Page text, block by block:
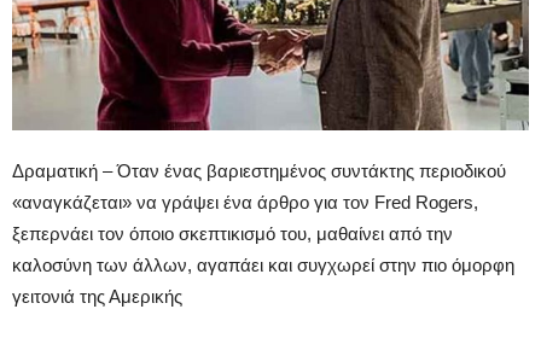
Δραματική – Όταν ένας βαριεστημένος συντάκτης περιοδικού
«αναγκάζεται» να γράψει ένα άρθρο για τον Fred Rogers,
ξεπερνάει τον όποιο σκεπτικισμό του, μαθαίνει από την
καλοσύνη των άλλων, αγαπάει και συγχωρεί στην πιο όμορφη
γειτονιά της Αμερικής